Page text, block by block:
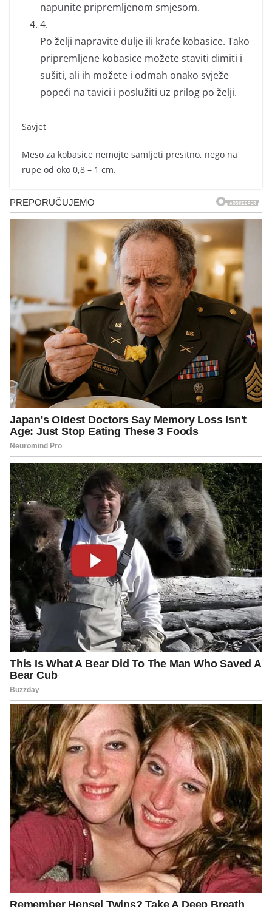
napunite pripremljenom smjesom.
4.
Po želji napravite dulje ili kraće kobasice. Tako
pripremljene kobasice možete staviti dimiti i
sušiti, ali ih možete i odmah onako svježe
popeći na tavici i poslužiti uz prilog po želji.
Savjet
Meso za kobasice nemojte samljeti presitno, nego na
rupe od oko 0,8 – 1 cm.